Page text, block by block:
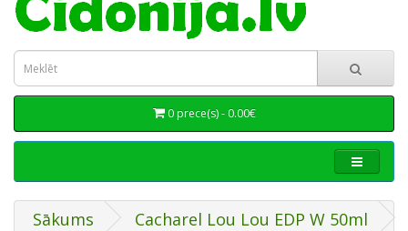
0 prece(s) - 0.00€
Sākums Cacharel Lou Lou EDP W 50ml